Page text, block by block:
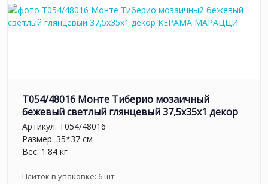
T054/48016 Монте Тиберио мозаичный
бежевый светлый глянцевый 37,5x35x1 декор
Артикул: T054/48016
Размер: 35*37 см
Вес: 1.84 кг
Плиток в упаковке: 6шт